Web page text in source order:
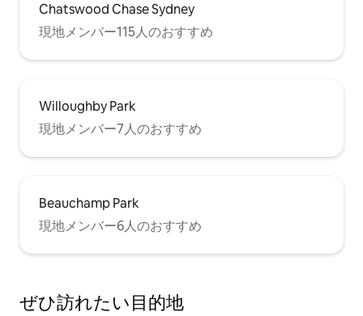
Chatswood Chase Sydney
現地メンバー115人のおすすめ
Willoughby Park
現地メンバー7人のおすすめ
Beauchamp Park
現地メンバー6人のおすすめ
ぜひ訪⁠れ⁠た⁠い目⁠的⁠地